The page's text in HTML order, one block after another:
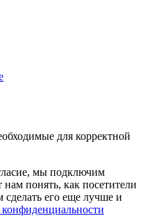
для корректной
мы подключим
понять, как посетители
его еще лучше и